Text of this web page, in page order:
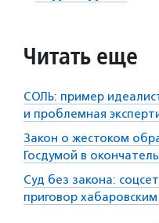
Читать еще
СОЛЬ: пример
и проблемная
Закон о жестоком
Госдумой в
Суд без закона:
приговор